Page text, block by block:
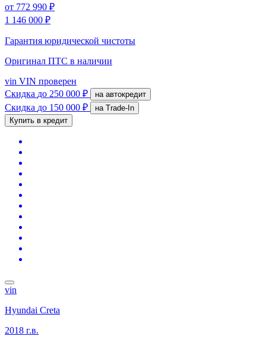
от 772 990 ₽
1 146 000 ₽
Гарантия юридической чистоты
Оригинал ПТС в наличии
vin VIN проверен
Скидка до 250 000 ₽ на автокредит
Скидка до 150 000 ₽
на Trade-In
Купить в кредит
vin
Hyundai Creta
2018 г.в.